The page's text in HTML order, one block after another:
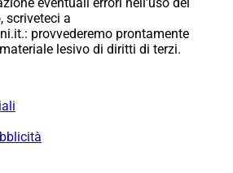
scriveteci a
provvederemo prontamente
lesivo di diritti di terzi.